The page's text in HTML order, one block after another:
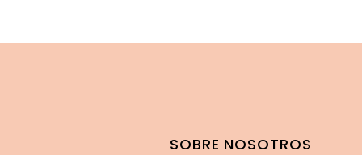
SOBRE NOSOTROS